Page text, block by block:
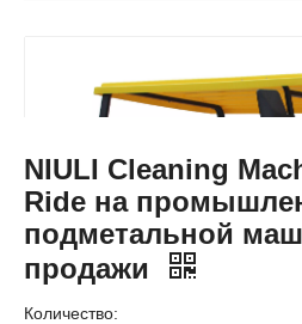
NIULI Cleaning
Ride на
подметальной
продажи
Количество: